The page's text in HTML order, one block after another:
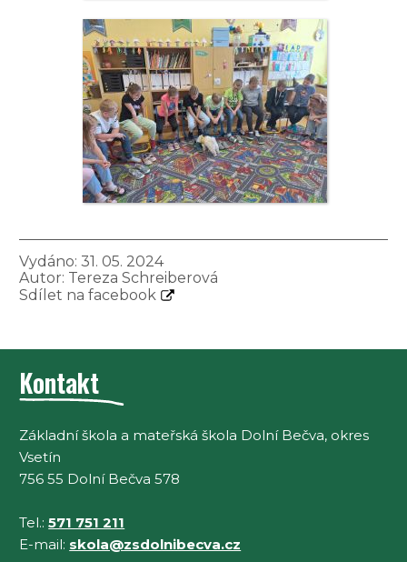
Vydáno: 31. 05. 2024
Autor: Tereza Schreiberová
Sdílet na facebook
Kontakt
Základní škola a mateřská škola Dolní Bečva, okres
Vsetín
756 55 Dolní Bečva 578
Tel.:571 751 211
E-mail: skola@zsdolnibecva.cz